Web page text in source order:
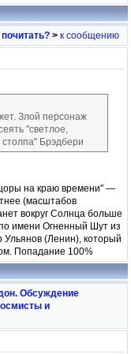
> к сообщению
Злой персонаж
"светлое,
Брэдбери
на краю времени" —
(масштабов
вокруг Солнца больше
имени Огненный Шут из
Ульянов (Ленин), который
Попадание 100%
Обсуждение
и